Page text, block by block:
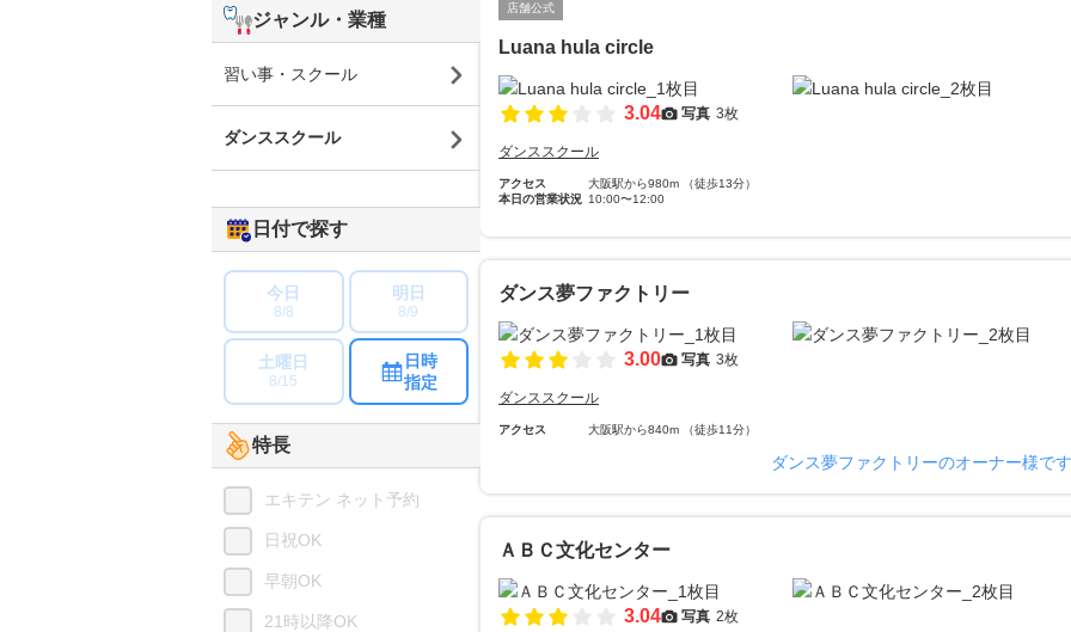
店舗公式
Luana hula circle
3.04 写真 3枚
ダンススクール
アクセス
大阪駅から980m （徒歩13分）
本日の営業状況 10:00〜12:00
ダンス夢ファクトリー
3.00 写真 3枚
ダンススクール
アクセス 大阪駅から840m （徒歩11分）
ダンス夢ファクトリーのオーナー様で
ＡＢＣ文化センター
3.04 写真 2枚
ジャンル・業種
習い事・スクール
ダンススクール
日付で探す
今日
8/8
明日
8/9
土曜日
8/15
日時
指定
特長
エキテン ネット予約
日祝OK
早朝OK
21時以降OK